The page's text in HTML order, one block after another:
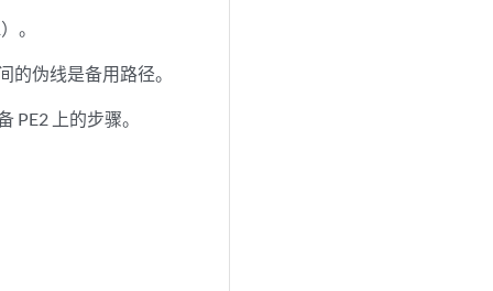
。
的伪线是备用路径。
PE2 上的步骤。